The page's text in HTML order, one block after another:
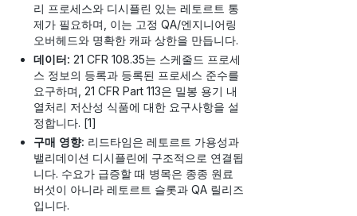
리 프로세스와 디시플린 있는 레토르트 통
제가 필요하며, 이는 고정 QA/엔지니어링
오버헤드와 명확한 캐파 상한을 만듭니다.
데이터: 21 CFR 108.35는 스케줄드 프로세
스 정보의 등록과 등록된 프로세스 준수를
요구하며, 21 CFR Part 113은 밀봉 용기 내
열처리 저산성 식품에 대한 요구사항을 설
정합니다. [1]
구매 영향: 리드타임은 레토르트 가용성과
밸리데이션 디시플린에 구조적으로 연결됩
니다. 수요가 급증할 때 병목은 종종 원료
버섯이 아니라 레토르트 슬롯과 QA 릴리즈
입니다.